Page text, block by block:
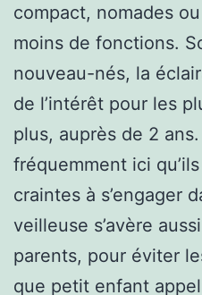
compact, nomades
moins de fonctions.
nouveau-nés, la
de l’intérêt pour les
plus, auprès de 2
fréquemment ici
craintes à s’engager
veilleuse s’avère
parents, pour éviter
que petit enfant